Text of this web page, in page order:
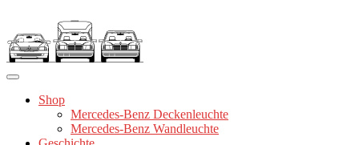
springen
Shop
Mercedes-Benz Deckenleuchte
Mercedes-Benz Wandleuchte